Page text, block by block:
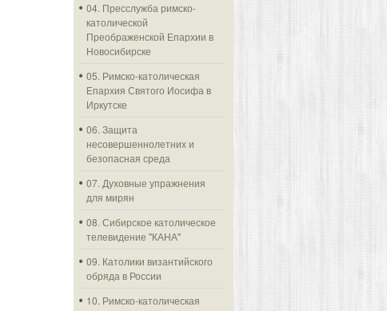
04. Пресслужба римско-
католической
Преображенской Епархии в
Новосибирске
05. Римско-католическая
Епархия Святого Иосифа в
Иркутске
06. Защита
несовершеннолетних и
безопасная среда
07. Духовные упражнения
для мирян
08. Сибирское католическое
телевидение "КАНА"
09. Католики византийского
обряда в России
10. Римско-католическая